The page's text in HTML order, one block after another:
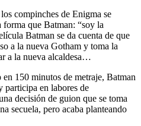
compinches de Enigma se
forma que Batman: “soy la
Batman se da cuenta de que
a la nueva Gotham y toma la
a la nueva alcaldesa…
150 minutos de metraje, Batman
participa en labores de
decisión de guion que se toma
secuela, pero acaba planteando